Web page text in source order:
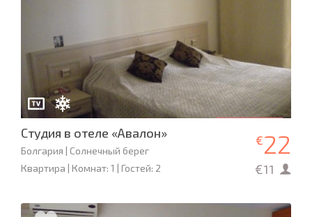
Студия в отеле «Авалон»
Болгария | Солнечный берег
Квартира | Комнат: 1 | Гостей: 2
€22
€11